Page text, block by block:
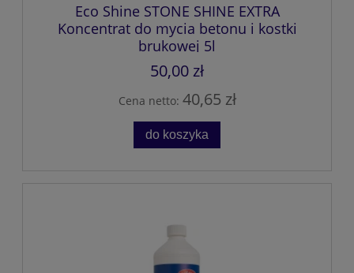
Eco Shine STONE SHINE EXTRA
Koncentrat do mycia betonu i kostki
brukowej 5l
50,00 zł
Cena netto: 40,65 zł
do koszyka